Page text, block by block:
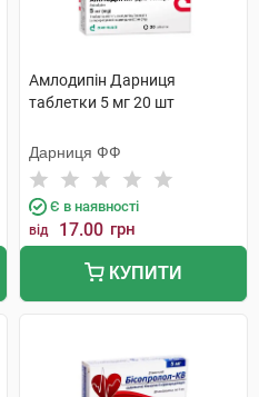
Амлодипін Дарниця
таблетки 5 мг 20 шт
Дарниця ФФ
Є в наявності
від 17.00 грн
КУПИТИ